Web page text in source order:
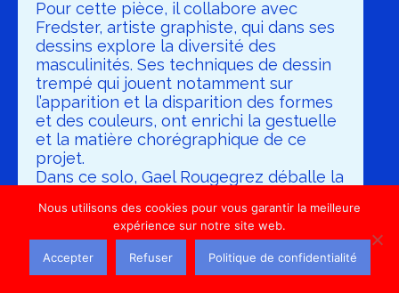
Pour cette pièce, il collabore avec
Fredster, artiste graphiste, qui dans ses
dessins explore la diversité des
masculinités. Ses techniques de dessin
trempé qui jouent notamment sur
l’apparition et la disparition des formes
et des couleurs, ont enrichi la gestuelle
et la matière chorégraphique de ce
projet.
Dans ce solo, Gael Rougegrez déballe la
d’Homme. Il atteint les limites de
l’équilibre, il explore les nuances, les
couleurs, les recoins, de ce qui mis bout
à bout constitue le paysage des
Nous utilisons des cookies pour vous garantir la meilleure
expérience sur notre site web.
Accepter Refuser Politique de confidentialité